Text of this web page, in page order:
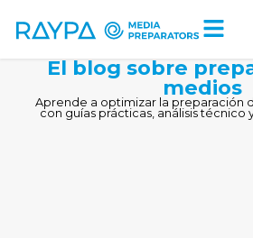
El blog sobre
medios
Aprende a optimizar la preparación
con guías prácticas, análisis técnico